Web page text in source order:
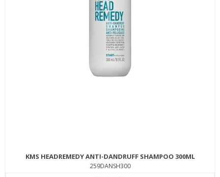
MILK_SHAKE GLISTENING MILK 125 ML.
24%
KMS HEADREMEDY ANTI-DANDRUFF SHAMPOO 300ML
259DANSH300